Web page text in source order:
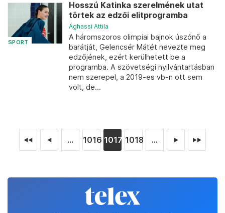
SPORT
Hosszú Katinka szerelmének utat
törtek az edzői elitprogramba
Ághassi Attila
A háromszoros olimpiai bajnok úszónő a
barátját, Gelencsér Mátét nevezte meg
edzőjének, ezért kerülhetett be a
programba. A szövetségi nyilvántartásban
nem szerepel, a 2019-es vb-n ott sem
volt, de...
◄◄ ◄ ... 1016 1017 1018 ... ► ►►